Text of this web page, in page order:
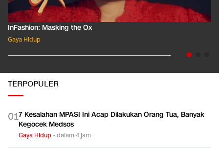
InFashion: Masking the Ox
Gaya Hidup
TERPOPULER
017 Kesalahan MPASI Ini Acap Dilakukan Orang Tua, Banyak
Kegocek Medsos
Gaya Hidup •dalam 4 jam